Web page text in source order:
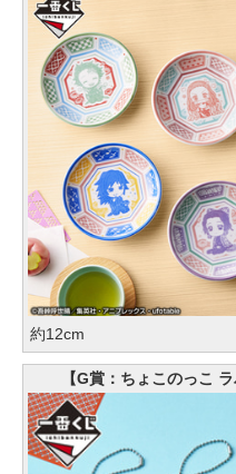
約12cm
【G賞：ちょこのっこ